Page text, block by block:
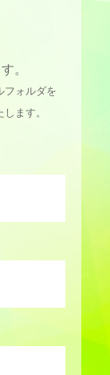
。
フォルダを
ます。